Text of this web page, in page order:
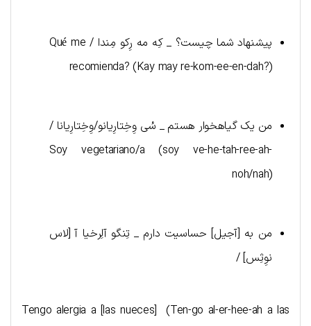
پیشنهاد شما چیست؟ _ کِه مه رِکو مِندا / Qué me
recomienda? (Kay may re-kom-ee-en-dah?)
من یک گیاهخوار هستم _ سُی وِخِتارِیانو/وِخِتارِیانا /
Soy vegetariano/a (soy ve-he-tah-ree-ah-
noh/nah)
من به [آجیل] حساسیت دارم _ تِنگو آلِرخیا آ [لاس
نوِثِس] /
Tengo alergia a [las nueces] (Ten-go al-er-hee-ah a las